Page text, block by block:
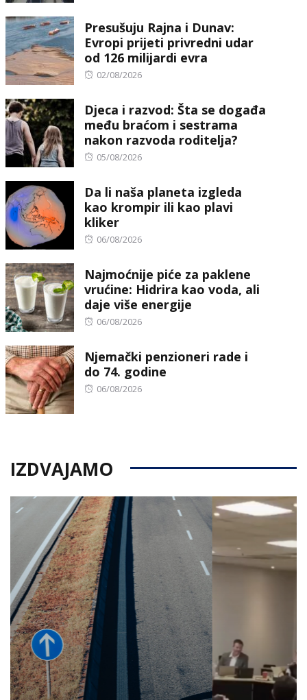
Presušuju Rajna i Dunav:
Evropi prijeti privredni udar
od 126 milijardi evra
Posted
02/08/2026
Djeca i razvod: Šta se događa
među braćom i sestrama
nakon razvoda roditelja?
Posted
05/08/2026
Da li naša planeta izgleda
kao krompir ili kao plavi
kliker
Posted
06/08/2026
Najmoćnije piće za paklene
vrućine: Hidrira kao voda, ali
daje više energije
Posted
06/08/2026
Njemački penzioneri rade i
do 74. godine
Posted
06/08/2026
IZDVAJAMO